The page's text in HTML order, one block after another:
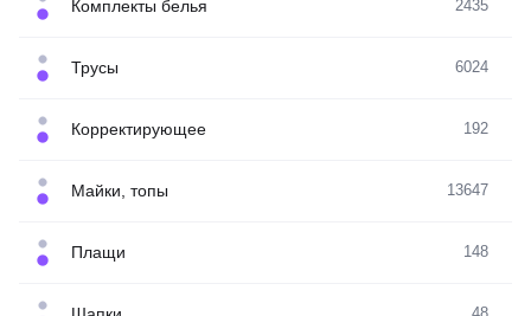
Комплекты белья 2435
Трусы 6024
Корректирующее 192
Майки, топы 13647
Плащи 148